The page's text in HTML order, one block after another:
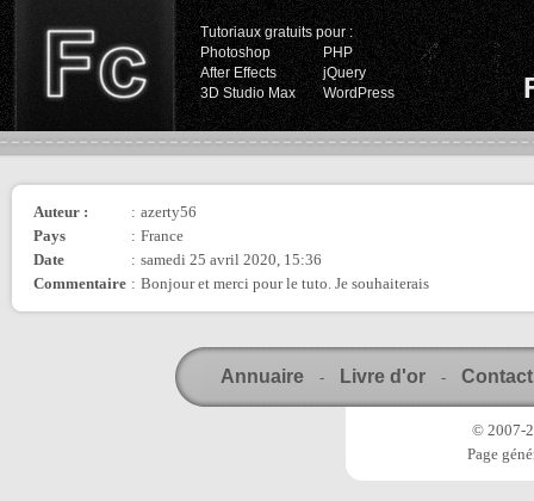
Tutoriaux gratuits pour :
Photoshop
PHP
After Effects
jQuery
3D Studio Max
WordPress
Auteur : : azerty56
Pays
: France
Date
: samedi 25 avril 2020, 15:36
Commentaire : Bonjour et merci pour le tuto. Je souhaiterais
Annuaire - Livre d'or - Contact
© 2007-
Page